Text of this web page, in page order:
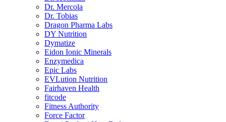
Dr. Mercola
Dr. Tobias
Dragon Pharma Labs
DY Nutrition
Dymatize
Eidon Ionic Minerals
Enzymedica
Epic Labs
EVLution Nutrition
Fairhaven Health
fitcode
Fitness Authority
Force Factor